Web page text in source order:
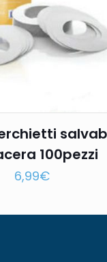
100pezzi
6,99€